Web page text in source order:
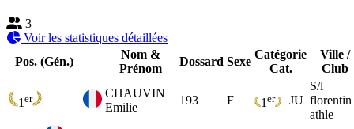
3
Voir les statistiques détaillées
Pos. (Gén.)
Nom &
Prénom
Dossard Sexe
Catégorie
Cat.
Ville /
Club
1 er
CHAUVIN
Emilie
193 F 1 er JU
S/l
florentin
athle